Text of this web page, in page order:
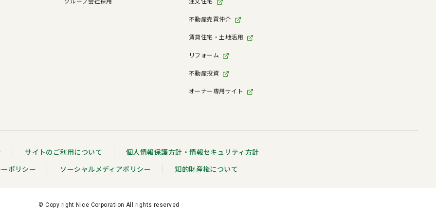
不動産売買仲介
賃貸住宅・土地活用
リフォーム
不動産投資
オーナー専用サイト
サイトのご利用について
個人情報保護方針・情報セキュリティ方針
ポリシー
ソーシャルメディアポリシー 知的財産権について
© Copy right Nice Corporation All rights reserved